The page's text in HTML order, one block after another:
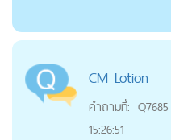
CM Lotion
คำถามที่: Q7685
15:26:51